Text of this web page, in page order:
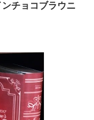
チョコブラウニ